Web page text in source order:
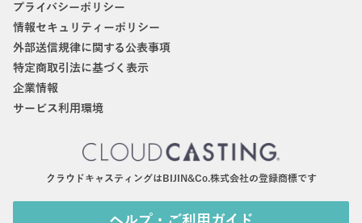
プライバシーポリシー
情報セキュリティーポリシー
外部送信規律に関する公表事項
特定商取引法に基づく表示
企業情報
サービス利用環境
クラウドキャスティングはBIJIN&Co.株式会社の登録商標です